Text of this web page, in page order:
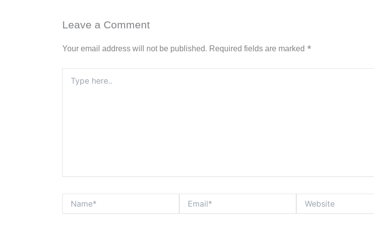
Leave a Comment
Your email address will not be published. Required fields are marked *
here..